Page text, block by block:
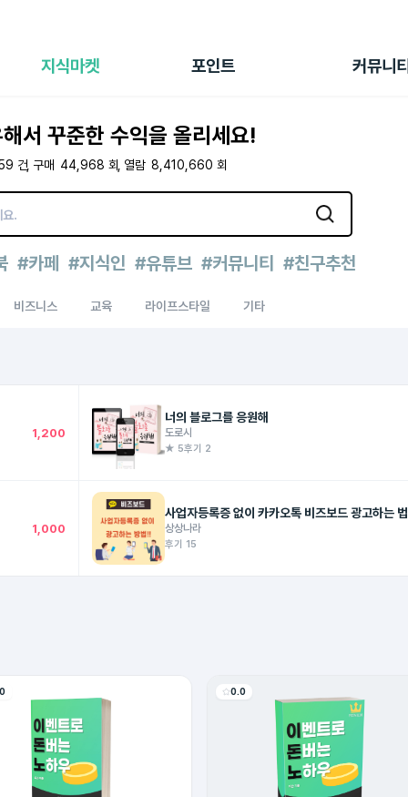
지식마켓 포인트 커뮤니티
출석 룰렛
후원
이용내역
랭킹
서 꾸준한 수익을 올리세요!
건 구매 44,968 회 열람 8,410,660 회
#카페 #지식인 #유튜브 #커뮤니티 #친구추천
비즈니스 교육 라이프스타일 기타
1,200
너의 블로그를 응원해
도로시
★ 5후기 2
1,000
사업자등록증 없이 카카오톡 비즈보드 광고하는 법
상상나라
후기 15
0.0